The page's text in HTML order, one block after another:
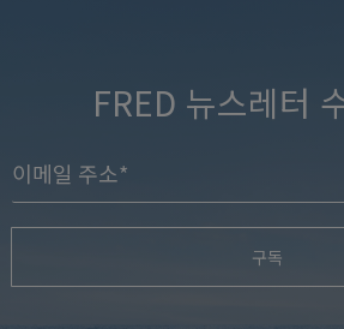
FRED 뉴스레터
구독